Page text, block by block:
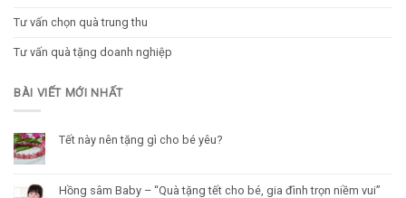
Tư vấn chọn quà trung thu
Tư vấn quà tặng doanh nghiệp
BÀI VIẾT MỚI NHẤT
Tết này nên tặng gì cho bé yêu?
Hồng sâm Baby – “Quà tặng tết cho bé, gia đình trọn niềm vui”